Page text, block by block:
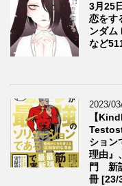
3月25
恋をす
ンダム
など
2023/
【
ション
理由』
門 新
冊 [23/